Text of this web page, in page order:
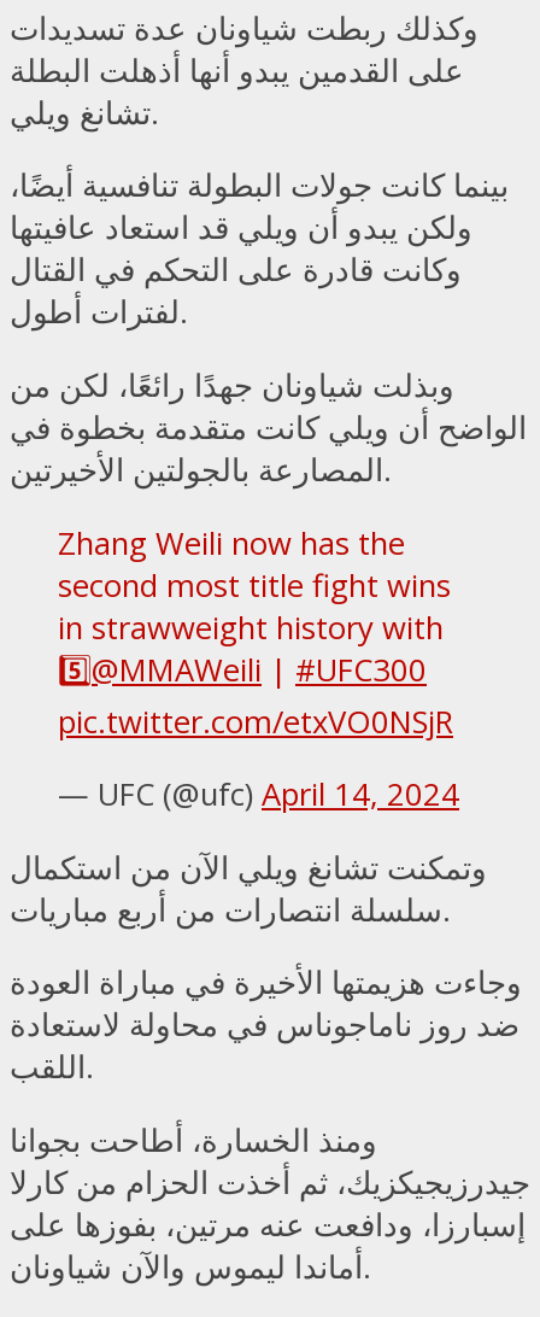
وكذلك ربطت شياونان عدة تسديدات
على القدمين يبدو أنها أذهلت البطلة
تشانغ ويلي.
بينما كانت جولات البطولة تنافسية أيضًا،
ولكن يبدو أن ويلي قد استعاد عافيتها
وكانت قادرة على التحكم في القتال
لفترات أطول.
وبذلت شياونان جهدًا رائعًا، لكن من
الواضح أن ويلي كانت متقدمة بخطوة في
المصارعة بالجولتين الأخيرتين.
Zhang Weili now has the
second most title fight wins
in strawweight history with
5️⃣@MMAWeili | #UFC300
pic.twitter.com/etxVO0NSjR
— UFC (@ufc) April 14, 2024
وتمكنت تشانغ ويلي الآن من استكمال
سلسلة انتصارات من أربع مباريات.
وجاءت هزيمتها الأخيرة في مباراة العودة
ضد روز ناماجوناس في محاولة لاستعادة
اللقب.
ومنذ الخسارة، أطاحت بجوانا
جيدرزيجيكزيك، ثم أخذت الحزام من كارلا
إسبارزا، ودافعت عنه مرتين، بفوزها على
أماندا ليموس والآن شياونان.